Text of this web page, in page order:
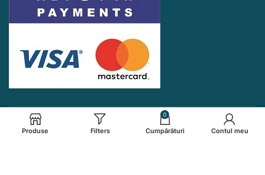
Produse Filters
0
Cumpărături Contul meu